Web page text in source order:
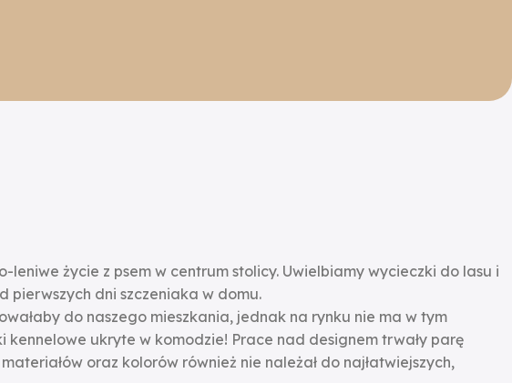
leniwe życie z psem w centrum stolicy. Uwielbiamy wycieczki do lasu i
pierwszych dni szczeniaka w domu.
do naszego mieszkania, jednak na rynku nie ma w tym
kennelowe ukryte w komodzie! Prace nad designem trwały parę
oraz kolorów również nie należał do najłatwiejszych,